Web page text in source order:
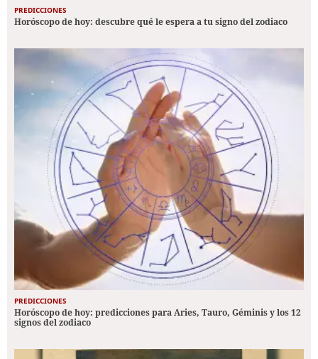
PREDICCIONES
Horóscopo de hoy: descubre qué le espera a tu signo del zodiaco
PREDICCIONES
Horóscopo de hoy: predicciones para Aries, Tauro, Géminis y los 12
signos del zodiaco